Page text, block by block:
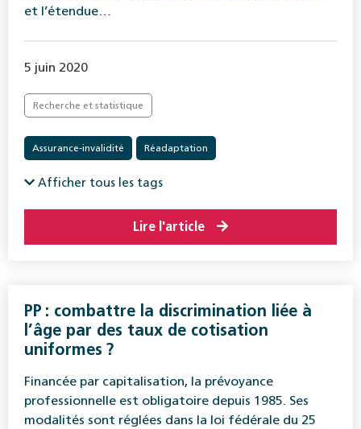
et l’étendue…
5 juin 2020
Recherche et statistique
Assurance-invalidité Réadaptation
Afficher tous les tags
Lire l'article
PP : combattre la discrimination liée à
l’âge par des taux de cotisation
uniformes ?
Financée par capitalisation, la prévoyance
professionnelle est obligatoire depuis 1985. Ses
modalités sont réglées dans la loi fédérale du 25